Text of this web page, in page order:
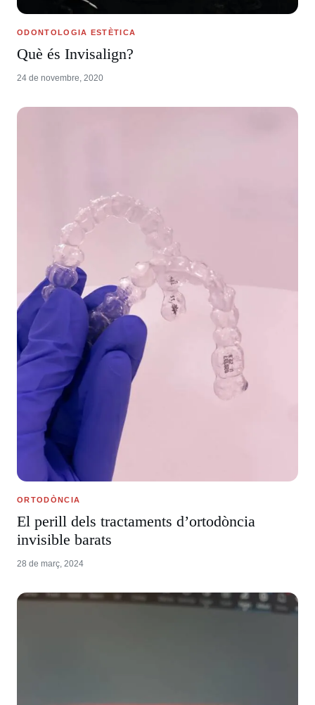
ODONTOLOGIA ESTÈTICA
Què és Invisalign?
24 de novembre, 2020
ORTODÒNCIA
El perill dels tractaments d’ortodòncia
invisible barats
28 de març, 2024